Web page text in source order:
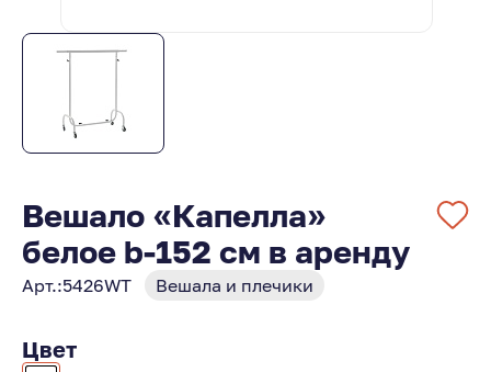
Вешало «Капелла»
белое b-152 см в аренду
Арт.:5426WT Вешала и плечики
Цвет